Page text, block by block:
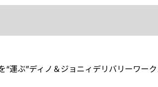
“運ぶ”ディノ＆ジョニィデリバリーワ